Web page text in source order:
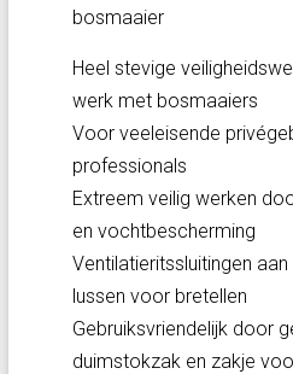
bosmaaier
Heel stevige
werk met bosmaaiers
Voor veeleisende
professionals
Extreem veilig werken
en vochtbescherming
Ventilatieritssluitingen
lussen voor bretellen
Gebruiksvriendelijk door
duimstokzak en zakje